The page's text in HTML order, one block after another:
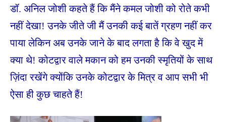
डॉ. अनिल जोशी कहते हैं कि मैंने कमल जोशी को रोते कभी
नहीं देखा! उनके जीते जी मैं उनकी कई बातें ग्रहण नहीं कर
पाया लेकिन अब उनके जाने के बाद लगता है कि वे खुद में
क्या थे! कोटद्वार वाले मकान को हम उनकी स्मृतियों के साथ
ज़िंदा रखेंगे क्योंकि उनके कोटद्वार के मित्र व आप सभी भी
ऐसा ही कुछ चाहते हैं!